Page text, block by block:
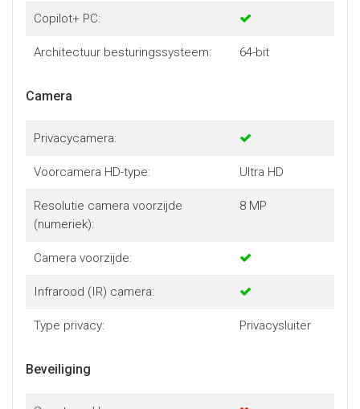
Copilot+ PC:
Architectuur besturingssysteem: 64-bit
Camera
Privacycamera:
Voorcamera HD-type: Ultra HD
Resolutie camera voorzijde
(numeriek):
8 MP
Camera voorzijde:
Infrarood (IR) camera:
Type privacy: Privacysluiter
Beveiliging